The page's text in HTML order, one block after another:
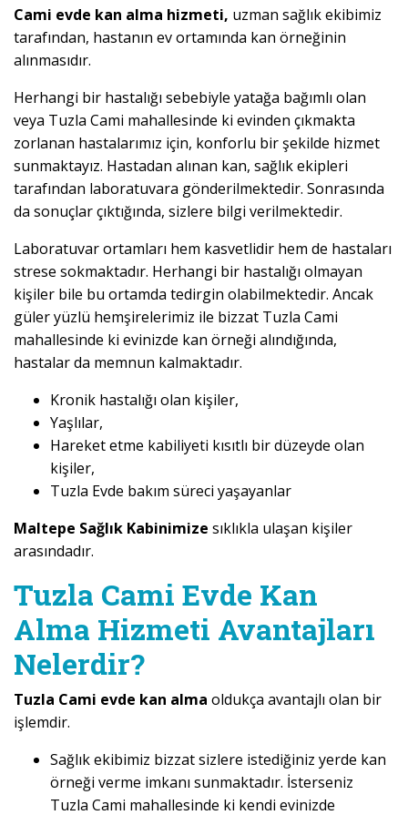
Cami evde kan alma hizmeti, uzman sağlık ekibimiz
tarafından, hastanın ev ortamında kan örneğinin
alınmasıdır.
Herhangi bir hastalığı sebebiyle yatağa bağımlı olan
veya Tuzla Cami mahallesinde ki evinden çıkmakta
zorlanan hastalarımız için, konforlu bir şekilde hizmet
sunmaktayız. Hastadan alınan kan, sağlık ekipleri
tarafından laboratuvara gönderilmektedir. Sonrasında
da sonuçlar çıktığında, sizlere bilgi verilmektedir.
Laboratuvar ortamları hem kasvetlidir hem de hastaları
strese sokmaktadır. Herhangi bir hastalığı olmayan
kişiler bile bu ortamda tedirgin olabilmektedir. Ancak
güler yüzlü hemşirelerimiz ile bizzat Tuzla Cami
mahallesinde ki evinizde kan örneği alındığında,
hastalar da memnun kalmaktadır.
Kronik hastalığı olan kişiler,
Yaşlılar,
Hareket etme kabiliyeti kısıtlı bir düzeyde olan
kişiler,
Tuzla Evde bakım süreci yaşayanlar
Maltepe Sağlık Kabinimize sıklıkla ulaşan kişiler
arasındadır.
Tuzla Cami Evde Kan
Alma Hizmeti Avantajları
Nelerdir?
Tuzla Cami evde kan alma oldukça avantajlı olan bir
işlemdir.
Sağlık ekibimiz bizzat sizlere istediğiniz yerde kan
örneği verme imkanı sunmaktadır. İsterseniz
Tuzla Cami mahallesinde ki kendi evinizde